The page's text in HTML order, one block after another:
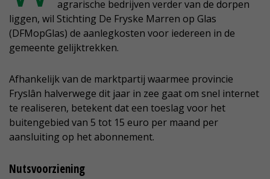
agrarische bedrijven verder van de dorpen
liggen, wil Stichting De Fryske Marren op Glas
(DFMopGlas) de aanlegkosten voor iedereen in de
gemeente gelijktrekken.
Afhankelijk van de marktpartij waarmee provincie
Fryslân halverwege dit jaar in zee gaat om snel internet
te realiseren, betekent dat een toeslag voor het
buitengebied van 5 tot 15 euro per maand per
aansluiting op het abonnement.
Nutsvoorziening